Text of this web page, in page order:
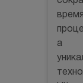
время
а